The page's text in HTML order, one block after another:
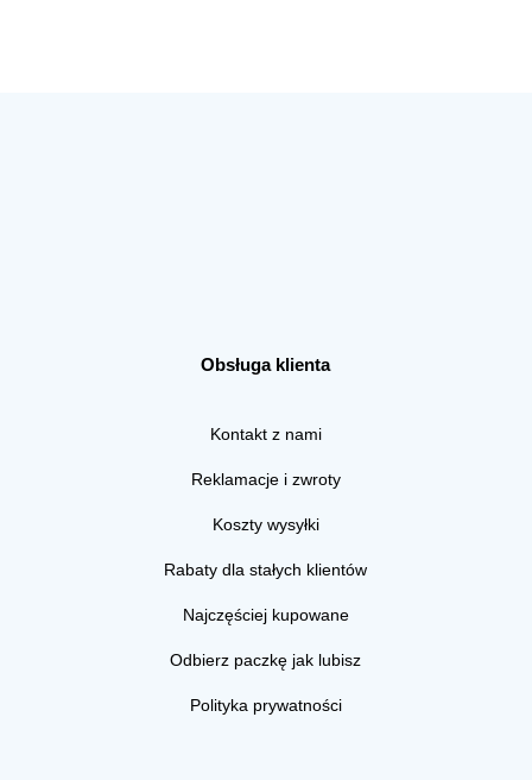
Obsługa klienta
Kontakt z nami
Reklamacje i zwroty
Koszty wysyłki
Rabaty dla stałych klientów
Najczęściej kupowane
Odbierz paczkę jak lubisz
Polityka prywatności